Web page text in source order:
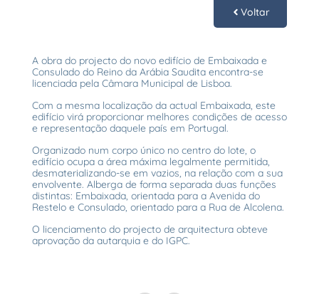
Voltar
A obra do projecto do novo edifício de Embaixada e
Consulado do Reino da Arábia Saudita encontra-se
licenciada pela Câmara Municipal de Lisboa.
Com a mesma localização da actual Embaixada, este
edifício virá proporcionar melhores condições de acesso
e representação daquele país em Portugal.
Organizado num corpo único no centro do lote, o
edifício ocupa a área máxima legalmente permitida,
desmaterializando-se em vazios, na relação com a sua
envolvente. Alberga de forma separada duas funções
distintas: Embaixada, orientada para a Avenida do
Restelo e Consulado, orientado para a Rua de Alcolena.
O licenciamento do projecto de arquitectura obteve
aprovação da autarquia e do IGPC.